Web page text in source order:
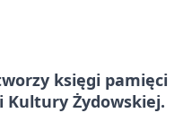
księgi pamięci
Kultury Żydowskiej.